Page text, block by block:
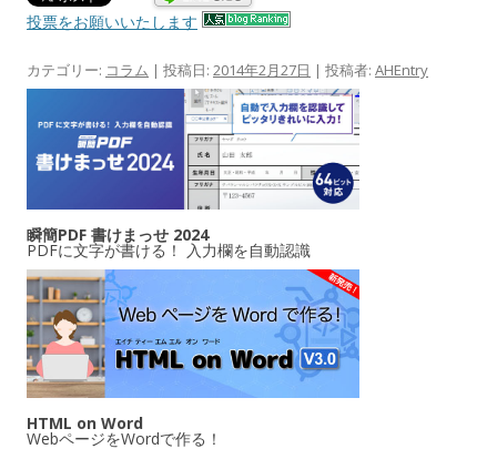
投票をお願いいたします
カテゴリー: コラム | 投稿日: 2014年2月27日 | 投稿者: AHEntry
瞬簡PDF 書けまっせ 2024
PDFに文字が書ける！ 入力欄を自動認識
HTML on Word
WebページをWordで作る！